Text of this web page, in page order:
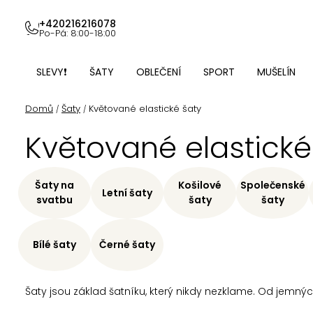
obsah
+420216216078
Po-Pá: 8:00-18:00
SLEVY❗ ŠATY OBLEČENÍ SPORT MUŠELÍN
Domů / Šaty / Květované elastické šaty
Květované
Šaty jsou základ šatníku, který nikdy nezklame. Od
Šaty na
svatbu
Letní šaty
Košilové
šaty
Společenské
šaty
Bílé šaty Černé šaty